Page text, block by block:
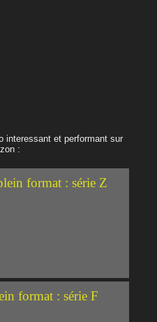
interessant et performant sur
:
format : série Z
format : série F